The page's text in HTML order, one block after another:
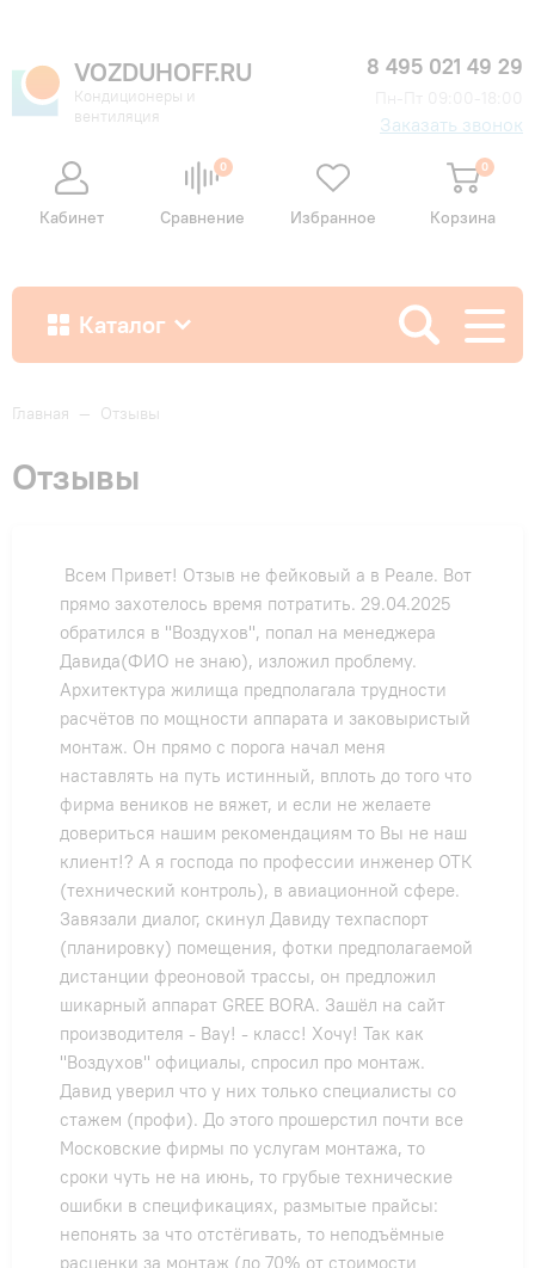
VOZDUHOFF.RU
Кондиционеры и
вентиляция
8 495 021 49 29
Заказать звонок
Кабинет
0
Сравнение Избранное
0
Корзина
Каталог
Как купить
Доставка и оплата
Монтаж
Контакты
Акции
Главная — Отзывы
Отзывы
Всем Привет! Отзыв не фейковый а в Реале. Вот
прямо захотелось время потратить. 29.04.2025
обратился в "Воздухов", попал на менеджера
Давида(ФИО не знаю), изложил проблему.
Архитектура жилища предполагала трудности
расчётов по мощности аппарата и заковыристый
монтаж. Он прямо с порога начал меня
наставлять на путь истинный, вплоть до того что
фирма веников не вяжет, и если не желаете
довериться нашим рекомендациям то Вы не наш
клиент!? А я господа по профессии инженер ОТК
(технический контроль), в авиационной сфере.
Завязали диалог, скинул Давиду техпаспорт
(планировку) помещения, фотки предполагаемой
дистанции фреоновой трассы, он предложил
шикарный аппарат GREE BORA. Зашёл на сайт
производителя - Вау! - класс! Хочу! Так как
"Воздухов" официалы, спросил про монтаж.
Давид уверил что у них только специалисты со
стажем (профи). До этого прошерстил почти все
Московские фирмы по услугам монтажа, то
сроки чуть не на июнь, то грубые технические
ошибки в спецификациях, размытые прайсы:
непонять за что отстёгивать, то неподъёмные
расценки за монтаж (до 70% от стоимости